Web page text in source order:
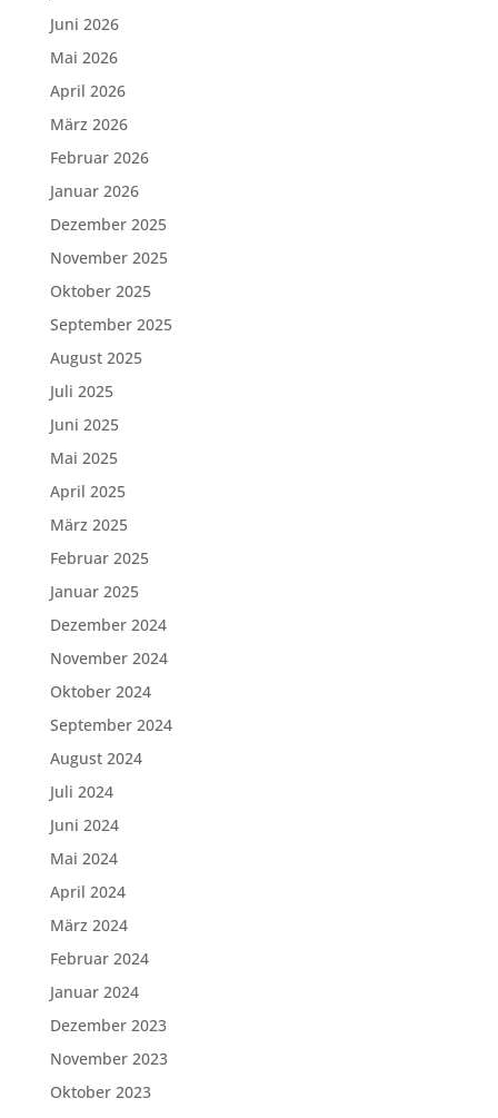
Juni 2026
Mai 2026
April 2026
März 2026
Februar 2026
Januar 2026
Dezember 2025
November 2025
Oktober 2025
September 2025
August 2025
Juli 2025
Juni 2025
Mai 2025
April 2025
März 2025
Februar 2025
Januar 2025
Dezember 2024
November 2024
Oktober 2024
September 2024
August 2024
Juli 2024
Juni 2024
Mai 2024
April 2024
März 2024
Februar 2024
Januar 2024
Dezember 2023
November 2023
Oktober 2023